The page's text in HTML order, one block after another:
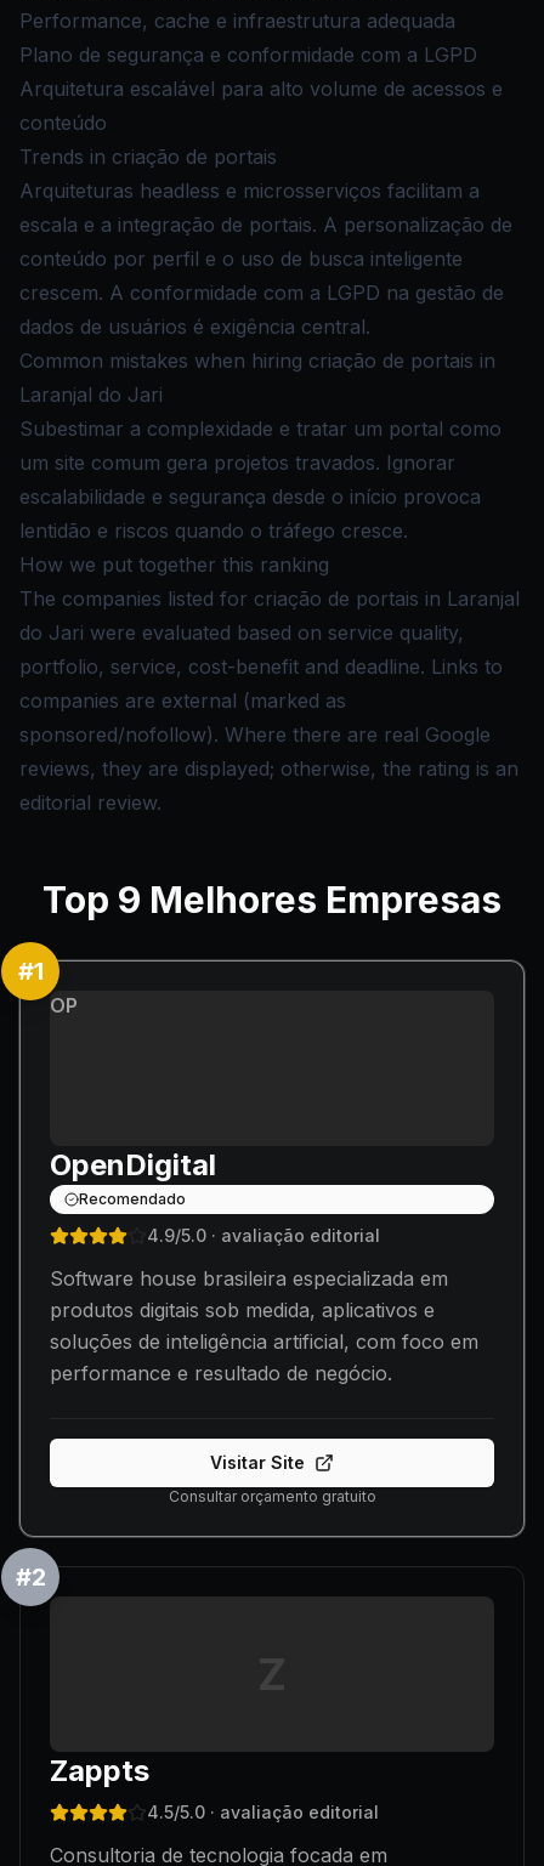
Performance, cache e infraestrutura adequada
Plano de segurança e conformidade com a LGPD
Arquitetura escalável para alto volume de acessos e
conteúdo
Trends in criação de portais
Arquiteturas headless e microsserviços facilitam a
escala e a integração de portais. A personalização de
conteúdo por perfil e o uso de busca inteligente
crescem. A conformidade com a LGPD na gestão de
dados de usuários é exigência central.
Common mistakes when hiring criação de portais in
Laranjal do Jari
Subestimar a complexidade e tratar um portal como
um site comum gera projetos travados. Ignorar
escalabilidade e segurança desde o início provoca
lentidão e riscos quando o tráfego cresce.
How we put together this ranking
The companies listed for criação de portais in Laranjal
do Jari were evaluated based on service quality,
portfolio, service, cost-benefit and deadline. Links to
companies are external (marked as
sponsored/nofollow). Where there are real Google
reviews, they are displayed; otherwise, the rating is an
editorial review.
Top 9 Melhores Empresas
#1
OP
OpenDigital
Recomendado
4.9/5.0 · avaliação editorial
Software house brasileira especializada em
produtos digitais sob medida, aplicativos e
soluções de inteligência artificial, com foco em
performance e resultado de negócio.
Visitar Site
Consultar orçamento gratuito
#2
Z
Zappts
4.5/5.0 · avaliação editorial
Consultoria de tecnologia focada em